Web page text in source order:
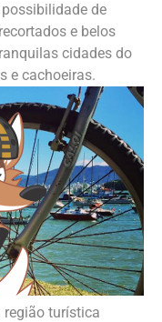
de
e belos
cidades do
e cachoeiras.
região turística